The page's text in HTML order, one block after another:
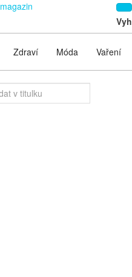
magazin
Zdraví Móda Vaření